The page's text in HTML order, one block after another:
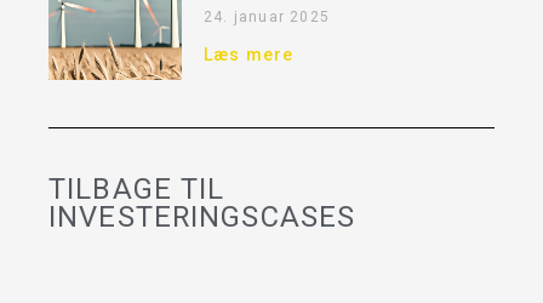
24. januar 2025
Læs mere
TILBAGE TIL
INVESTERINGSCASES